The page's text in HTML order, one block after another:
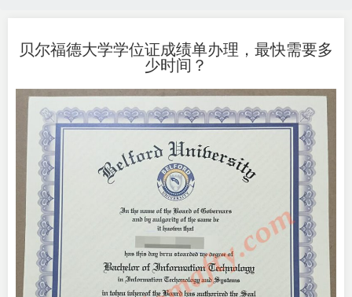
贝尔福德大学学位证成绩单办理，最快需要多
少时间？